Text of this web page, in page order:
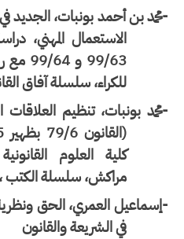
بن أحمد بونبات، الجديد في
99/63 و 99/
للكراء، سلسلة آفاق القانون (5)، سنة
بونبات، تنظيم العلاقات
كلية العلوم القانونية
مراكش، سلسلة الكتب ، العدد 16،
العمري، الحق ونظرية
في الشريعة والقانون